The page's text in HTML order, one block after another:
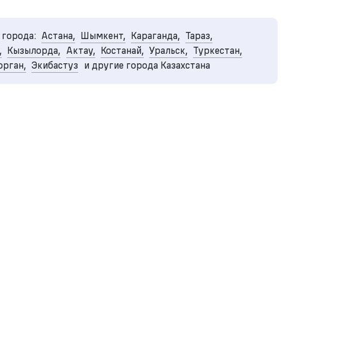
Астана, Шымкент, Караганда, Тараз,
Кызылорда, Актау, Костанай, Уральск, Туркестан,
Экибастуз и другие города Казахстана